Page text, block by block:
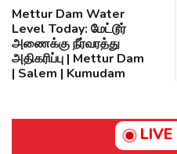
Mettur Dam Water
Level Today: மேட்டூர்
அணைக்கு நீர்வரத்து
அதிகரிப்பு | Mettur Dam
| Salem | Kumudam